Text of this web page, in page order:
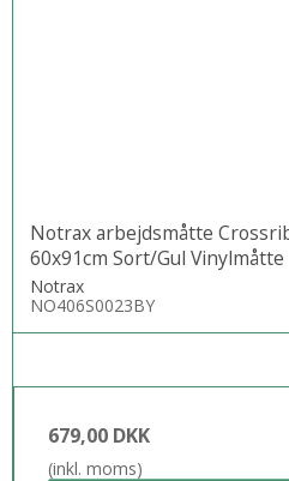
Notrax arbejdsmåtte
60x91cm Sort/Gul Vinylmåtte
Notrax
NO406S0023BY
679,00 DKK
(inkl. moms)